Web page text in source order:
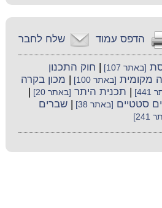
שלח לחבר הדפס עמוד
[באתר 107]
חוק התכנון
מקומית [באתר 100] מכון בקרה
תכנית היתר [באתר 20]
סטטיים [באתר 38] |שברים